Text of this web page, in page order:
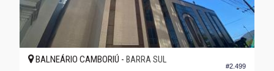
#2.499
BALNEÁRIO CAMBORIÚ - BARRA SUL